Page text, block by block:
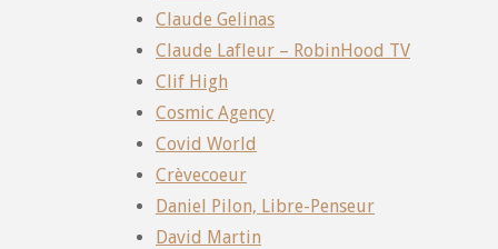
Claude Gelinas
Claude Lafleur – RobinHood TV
Clif High
Cosmic Agency
Covid World
Crèvecoeur
Daniel Pilon, Libre-Penseur
David Martin